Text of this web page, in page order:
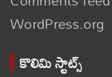
WordPress.org
కొలిమి స్టాట్స్